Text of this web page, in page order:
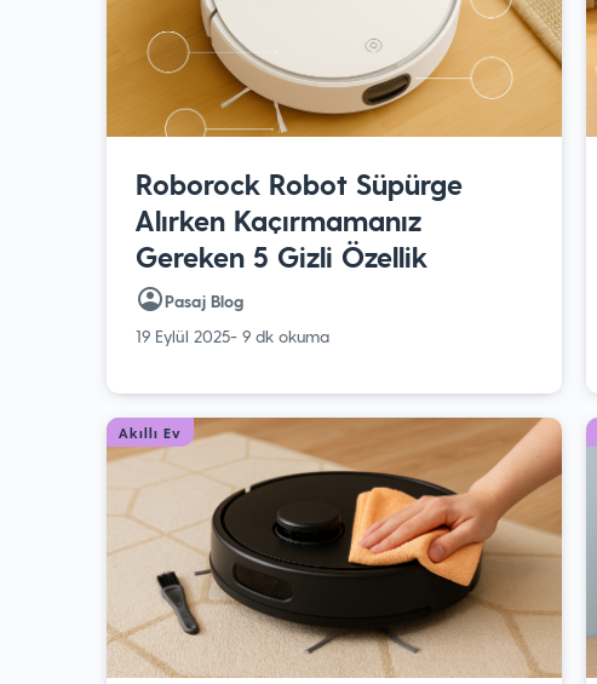
Roborock Robot Süpürge
Alırken Kaçırmamanız
Gereken 5 Gizli Özellik
Pasaj Blog
19 Eylül 2025- 9 dk okuma
Akıllı Ev